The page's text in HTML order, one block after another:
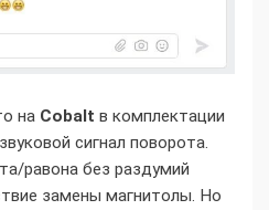
на Cobalt в комплектации
сигнал поворота.
равона без раздумий
замены магнитолы. Но